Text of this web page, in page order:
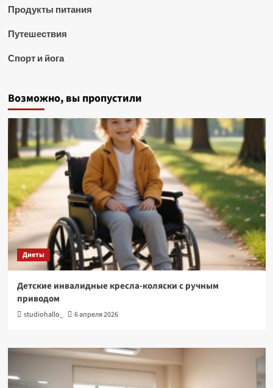
Продукты питания
Путешествия
Спорт и йога
Возможно, вы пропустили
Диеты
Детские инвалидные кресла-коляски с ручным
приводом
studiohallo_ 6 апреля 2026